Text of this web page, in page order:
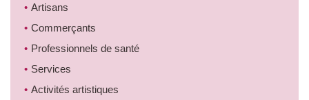
Artisans
Commerçants
Professionnels de santé
Services
Activités artistiques